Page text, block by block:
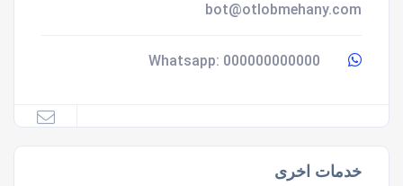
bot@otlobmehany.com
000000000000
خدمات اخرى